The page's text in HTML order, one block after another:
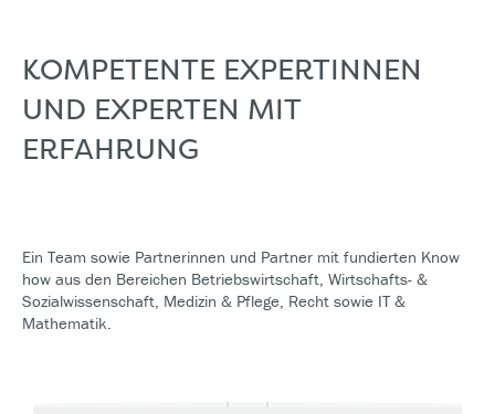
KOMPETENTE EXPERTINNEN
UND EXPERTEN MIT
ERFAHRUNG
Ein Team sowie Partnerinnen und Partner mit fundierten Know
how aus den Bereichen Betriebswirtschaft, Wirtschafts- &
Sozialwissenschaft, Medizin & Pflege, Recht sowie IT &
Mathematik.